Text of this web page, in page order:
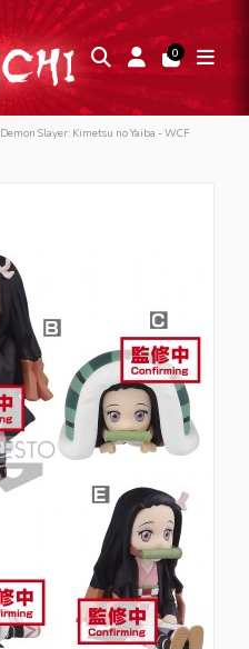
0
Demon Slayer: Kimetsu no Yaiba - WCF